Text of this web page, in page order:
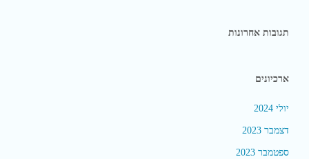
תגובות אחרונות
ארכיונים
יולי 2024
דצמבר 2023
ספטמבר 2023